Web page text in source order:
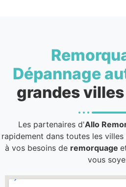
Dépannage
grandes
Les partenaires d'Allo
rapidement dans toutes les
à vos besoins de remorquage
vous